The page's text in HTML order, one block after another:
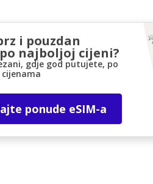
i pouzdan
najboljoj cijeni?
gdje god putujete, po
ponude eSIM-a